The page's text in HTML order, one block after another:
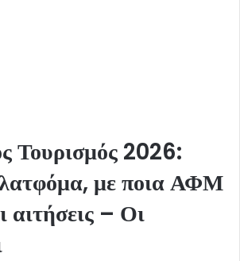
Τουρισμός 2026:
με ποια ΑΦΜ
αιτήσεις – Οι